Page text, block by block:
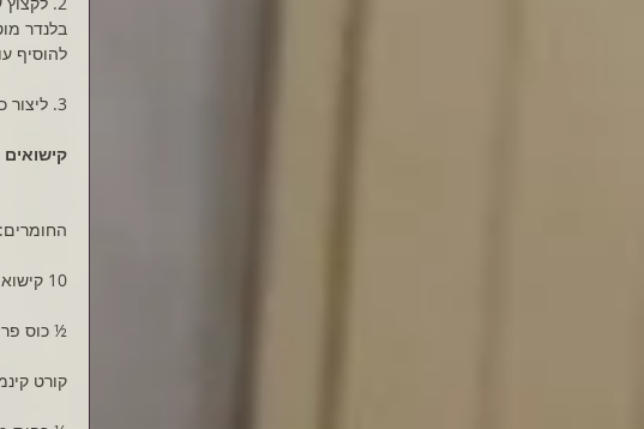
בלנדר
להוסיף
3. ליצור כשמונה קציצות, להניח על נייר אפייה ולאפות 30 דקות בחום של 200 מעלות, עד השחמה.
החומרים:
10 קישואים קטנים
½ כוס
קורט